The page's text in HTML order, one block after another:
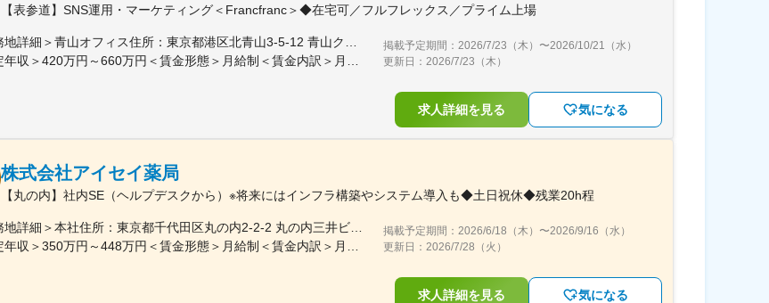
【表参道】SNS運用・マーケティング＜Francfranc＞◆在宅可／フルフレックス／プライム上場
掲載予定期間： 2026/7/23（木） 〜2026/10/21（水）
更新日： 2026/7/23（木）
求人詳細を見る 気になる
株式会社アイセイ薬局
【丸の内】社内SE（ヘルプデスクから）※将来にはインフラ構築やシステム導入も◆土日祝休◆残業20h程
掲載予定期間： 2026/6/18（木） 〜2026/9/16（水）
更新日： 2026/7/28（火）
求人詳細を見る 気になる